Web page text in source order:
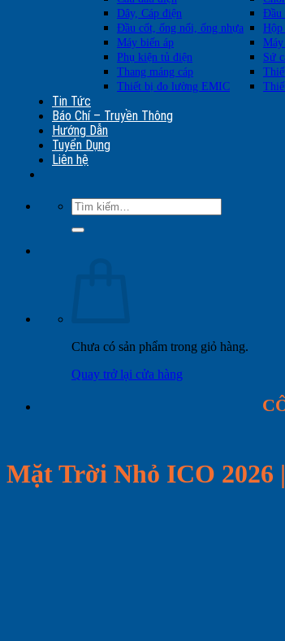
Dây, Cáp điện
Đầu
Đầu cốt, ống nối, ống nhựa
Máy biến áp
Phụ kiện tủ điện
Sứ
Thang máng cáp
Thiết bị đo lường EMIC
Tin Tức
Báo Chí – Truyền Thông
Hướng Dẫn
Tuyển Dụng
Liên hệ
Tìm
kiếm:
Chưa có sản phẩm trong giỏ hàng.
Quay trở lại cửa hàng
Mặt Trời Nhỏ ICO 2026